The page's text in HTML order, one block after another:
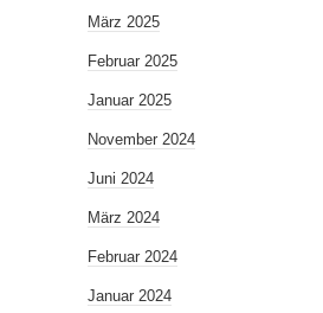
März 2025
Februar 2025
Januar 2025
November 2024
Juni 2024
März 2024
Februar 2024
Januar 2024